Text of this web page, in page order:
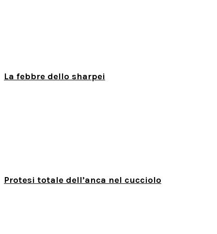
La febbre dello sharpei
Protesi totale dell’anca nel cucciolo